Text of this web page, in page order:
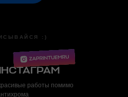
работы помимо
:)